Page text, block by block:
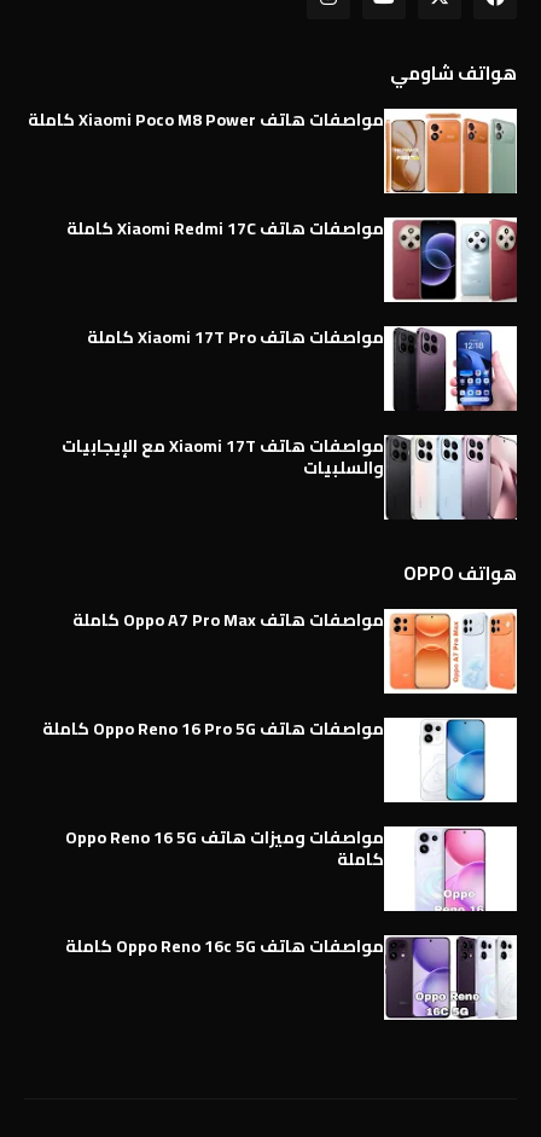
هواتف شاومي
مواصفات هاتف Xiaomi Poco M8 Power كاملة
مواصفات هاتف Xiaomi Redmi 17C كاملة
مواصفات هاتف Xiaomi 17T Pro كاملة
مواصفات هاتف Xiaomi 17T مع الإيجابيات
والسلبيات
هواتف OPPO
مواصفات هاتف Oppo A7 Pro Max كاملة
مواصفات هاتف Oppo Reno 16 Pro 5G كاملة
مواصفات وميزات هاتف Oppo Reno 16 5G
كاملة
مواصفات هاتف Oppo Reno 16c 5G كاملة